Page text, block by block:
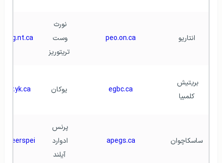
انتاریو peo.on.ca
تریتوریز
کلمبیا
egbc.ca یوکان
ساسکاچوان apegs.ca
آیلند